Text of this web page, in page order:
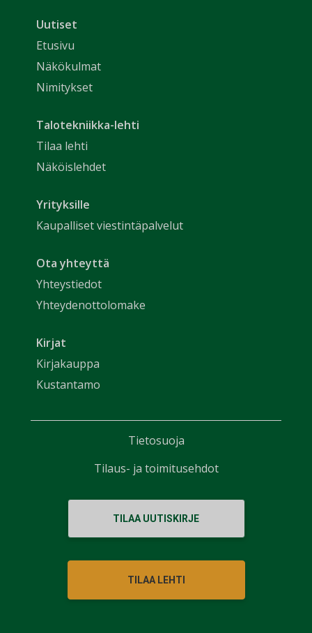
Uutiset
Etusivu
Näkökulmat
Nimitykset
Talotekniikka-lehti
Tilaa lehti
Näköislehdet
Yrityksille
Kaupalliset viestintäpalvelut
Ota yhteyttä
Yhteystiedot
Yhteydenottolomake
Kirjat
Kirjakauppa
Kustantamo
TILAA UUTISKIRJE
TILAA LEHTI
Tietosuoja
Tilaus- ja toimitusehdot